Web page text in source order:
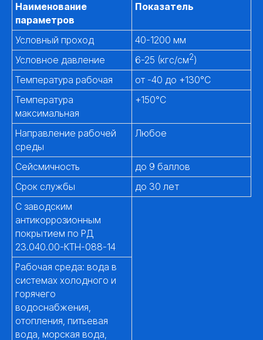
Наименование
параметров
Показатель
Условный проход
40-1200 мм
Условное давление
6-25 (кгс/см2)
Температура рабочая
от -40 до +130°С
Температура
максимальная
+150°С
Направление рабочей
среды
Любое
Сейсмичность
до 9 баллов
Срок службы
до 30 лет
С заводским
антикоррозионным
покрытием по РД
23.040.00-КТН-088-14
Рабочая среда: вода в
системах холодного и
горячего
водоснабжения,
отопления, питьевая
вода, морская вода,